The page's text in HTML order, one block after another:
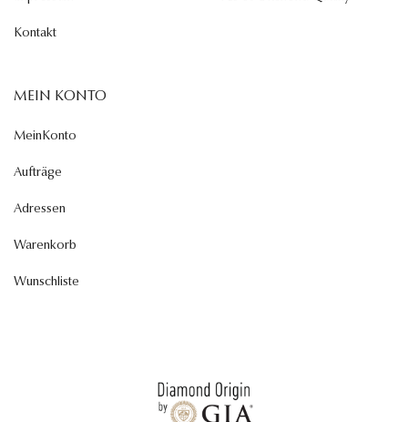
Kontakt
MEIN KONTO
MeinKonto
Aufträge
Adressen
Warenkorb
Wunschliste